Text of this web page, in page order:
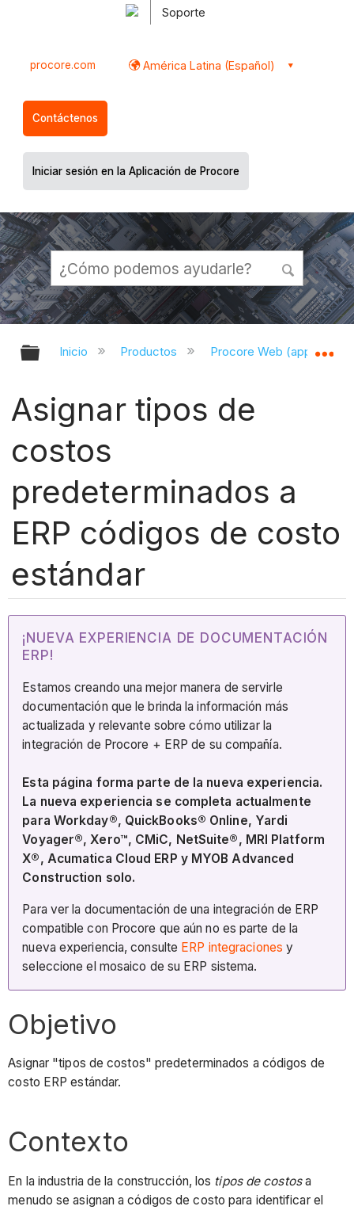
Soporte
procore.com América Latina (Español)
Contáctenos
Iniciar sesión en la Aplicación de Procore
Expandir/contraer jerarquía global
Inicio Productos Procore Web
Asignar tipos de
costos
predeterminados a
ERP códigos de costo
estándar
¡NUEVA EXPERIENCIA DE DOCUMENTACIÓN
ERP!
Estamos creando una mejor manera de servirle
documentación que le brinda la información más
actualizada y relevante sobre cómo utilizar la
integración de Procore + ERP de su compañía.
Esta página forma parte de la nueva experiencia.
La nueva experiencia se completa actualmente
para Workday®, QuickBooks® Online, Yardi
Voyager®, Xero™, CMiC, NetSuite®, MRI Platform
X®, Acumatica Cloud ERP y MYOB Advanced
Construction solo.
Para ver la documentación de una integración de ERP
compatible con Procore que aún no es parte de la
nueva experiencia, consulte ERP integraciones y
seleccione el mosaico de su ERP sistema.
Objetivo
Asignar "tipos de costos" predeterminados a códigos de
costo ERP estándar.
Contexto
En la industria de la construcción, los tipos de costosa
menudo se asignan a códigos de costo para identificar el